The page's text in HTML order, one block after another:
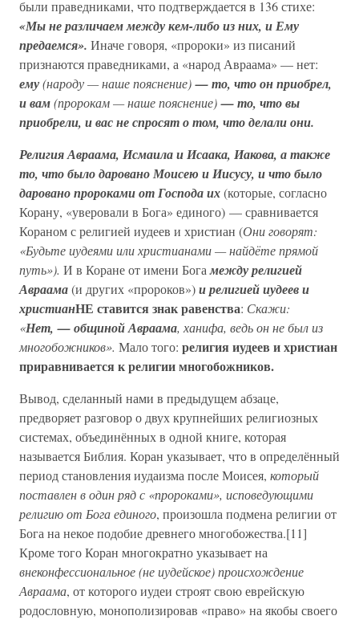
были праведниками, что подтверждается в 136 стихе:
«Мы не различаем между кем-либо из них, и Ему
предаемся». Иначе говоря, «пророки» из писаний
признаются праведниками, а «народ Авраама» — нет:
ему(народу — наше пояснение)— то, что он приобрел,
и вам(пророкам — наше пояснение)— то, что вы
приобрели, и вас не спросят о том, что делали они.
Религия Авраама, Исмаила и Исаака, Иакова, а также
то, что было даровано Моисею и Иисусу, и что было
даровано пророками от Господа их(которые, согласно
Корану, «уверовали в Бога» единого) — сравнивается
Кораном с религией иудеев и христиан (Они говорят:
«Будьте иудеями или христианами — найдёте прямой
путь»). И в Коране от имени Богамежду религией
Авраама(и других «пророков»)и религией иудеев и
христианНЕ ставится знак равенства: Скажи:
«Нет, — общиной Авраама, ханифа, ведь он не был из
многобожников». Мало того: религия иудеев и христиан
приравнивается к религии многобожников.
Вывод, сделанный нами в предыдущем абзаце,
предворяет разговор о двух крупнейших религиозных
системах, объединённых в одной книге, которая
называется Библия. Коран указывает, что в определённый
период становления иудаизма после Моисея, который
поставлен в один ряд с «пророками», исповедующими
религию от Бога единого, произошла подмена религии от
Бога на некое подобие древнего многобожества.[11]
Кроме того Коран многократно указывает на
внеконфессиональное (не иудейское) происхождение
Авраама, от которого иудеи строят свою еврейскую
родословную, монополизировав «право» на якобы своего